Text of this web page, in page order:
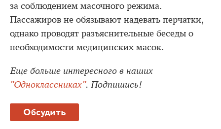
за соблюдением масочного режима.
Пассажиров не обязывают надевать перчатки,
однако проводят разъяснительные беседы о
необходимости медицинских масок.
Еще больше интересного в наших
"Одноклассниках". Подпишись!
Обсудить